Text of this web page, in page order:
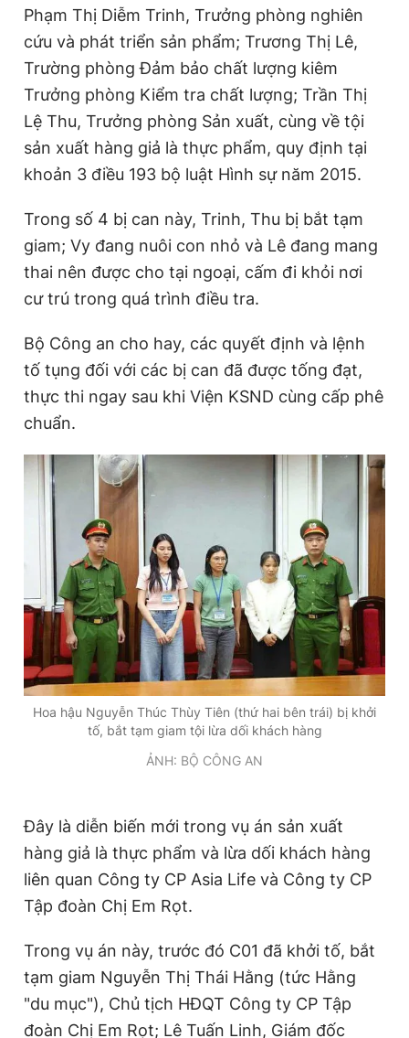
i
m
e
o
Phạm Thị Diễm Trinh, Trưởng phòng nghiên
cứu và phát triển sản phẩm; Trương Thị Lê,
Trường phòng Đảm bảo chất lượng kiêm
Trưởng phòng Kiểm tra chất lượng; Trần Thị
Lệ Thu, Trưởng phòng Sản xuất, cùng về tội
sản xuất hàng giả là thực phẩm, quy định tại
khoản 3 điều 193 bộ luật Hình sự năm 2015.
Trong số 4 bị can này, Trinh, Thu bị bắt tạm
giam; Vy đang nuôi con nhỏ và Lê đang mang
thai nên được cho tại ngoại, cấm đi khỏi nơi
cư trú trong quá trình điều tra.
Bộ Công an cho hay, các quyết định và lệnh
tố tụng đối với các bị can đã được tống đạt,
thực thi ngay sau khi Viện KSND cùng cấp phê
chuẩn.
Hoa hậu Nguyễn Thúc Thùy Tiên (thứ hai bên trái) bị khởi
tố, bắt tạm giam tội lừa dối khách hàng
ẢNH: BỘ CÔNG AN
Đây là diễn biến mới trong vụ án sản xuất
hàng giả là thực phẩm và lừa dối khách hàng
liên quan Công ty CP Asia Life và Công ty CP
Tập đoàn Chị Em Rọt.
Trong vụ án này, trước đó C01 đã khởi tố, bắt
tạm giam Nguyễn Thị Thái Hằng (tức Hằng
"du mục"), Chủ tịch HĐQT Công ty CP Tập
đoàn Chị Em Rọt; Lê Tuấn Linh, Giám đốc